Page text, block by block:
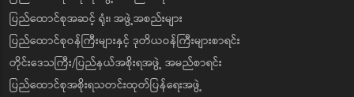
ပြည်ထောင်စုအဆင့် ရုံး၊ အဖွဲ့အစည်းများ
ပြည်ထောင်စုဝန်ကြီးများနှင့် ဒုတိယဝန်ကြီးများစာရင်း
တိုင်းဒေသကြီး/ပြည်နယ်အစိုးရအဖွဲ့ အမည်စာရင်း
ပြည်ထောင်စုအစိုးရသတင်းထုတ်ပြန်ရေးအဖွဲ့